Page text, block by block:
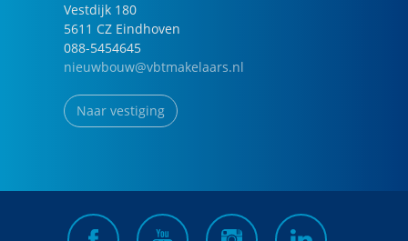
Vestdijk 180
5611 CZ Eindhoven
088-5454645
nieuwbouw@vbtmakelaars.nl
Naar vestiging